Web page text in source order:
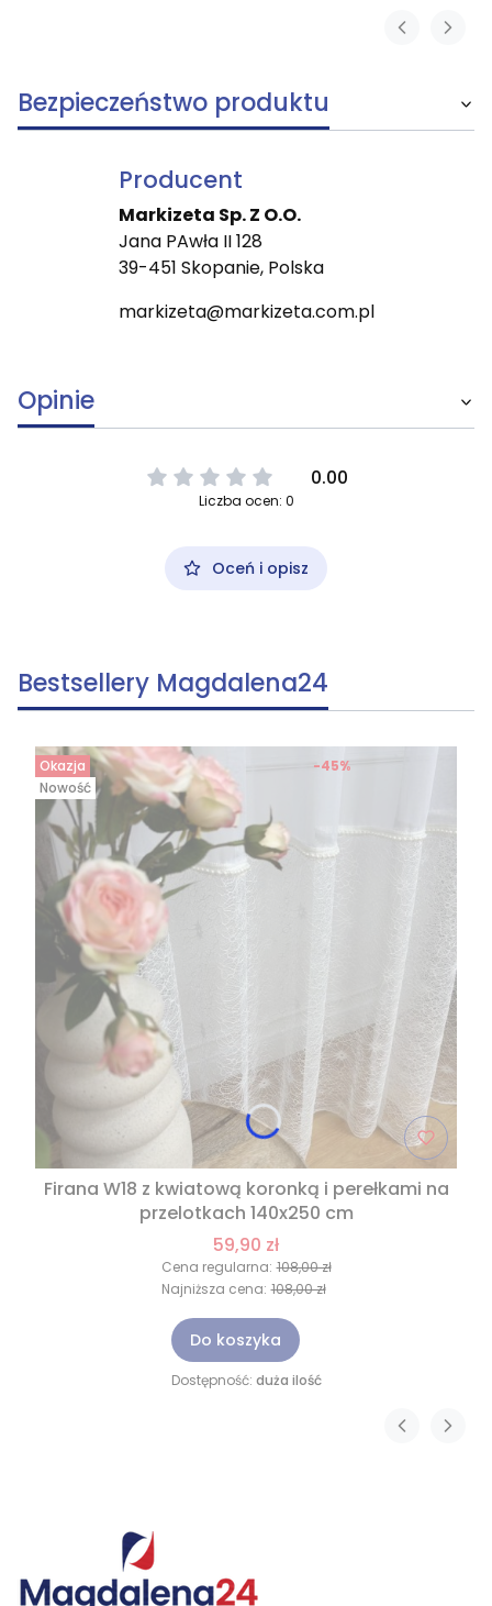
Bezpieczeństwo produktu
Producent
Markizeta Sp. Z O.O.
Jana PAwła II 128
39-451 Skopanie, Polska
markizeta@markizeta.com.pl
Opinie
0.00
Liczba ocen: 0
Oceń i opisz
Bestsellery Magdalena24
Okazja
Nowość
Firana W18 z kwiatową koronką i perełkami na
przelotkach 140x250 cm
59,90 zł
Cena regularna: 108,00 zł
-45%
Najniższa cena: 108,00 zł
Do koszyka
Dostępność: duża ilość